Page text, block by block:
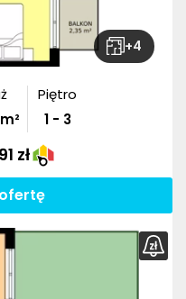
+4
m²
Piętro
1 - 3
zł